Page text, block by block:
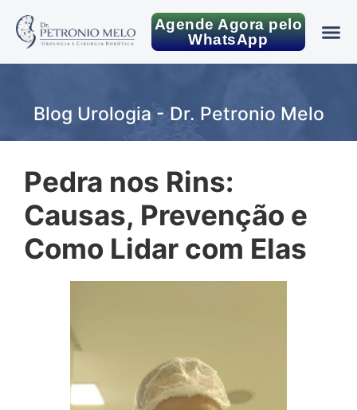
Agende Agora pelo
WhatsApp
Blog Urologia - Dr. Petronio Melo
Pedra nos Rins:
Causas, Prevenção e
Como Lidar com Elas